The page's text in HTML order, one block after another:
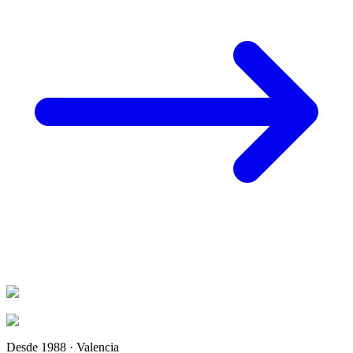
Desde 1988 · Valencia